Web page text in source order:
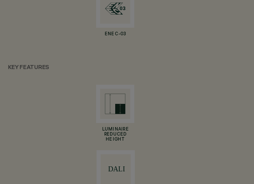
ENEC-03
KEY FEATURES
LUMINAIRE
REDUCED
HEIGHT